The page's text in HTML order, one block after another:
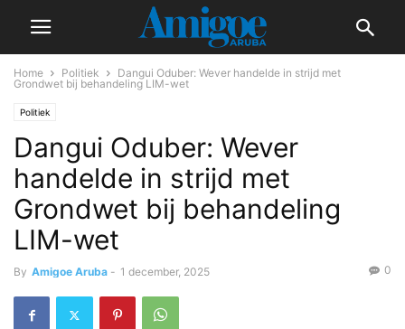
Home Politiek
Dangui Oduber: Wever handelde in strijd met
Grondwet bij behandeling LIM-wet
Politiek
Dangui Oduber: Wever
handelde in strijd met
Grondwet bij behandeling
LIM-wet
By Amigoe Aruba - 1 december, 2025 0